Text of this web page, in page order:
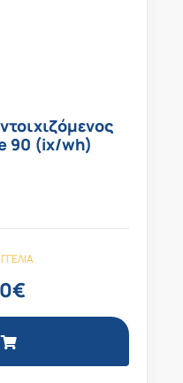
90 (ix/wh)
€